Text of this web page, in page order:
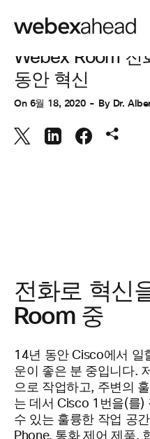
작업 공간,협업
Webex Room 전
동안 혁신
On 6월 18, 2020 By Dr.
전화로 혁신
Room 중
14년 동안 Cisco에서 일
운이 좋은 분 중입니다.
으로 작업하고, 주변의
는 데서 Cisco 1번을(를)
수 있는 훌륭한 작업 공
Phone, 통화 제어 제품,